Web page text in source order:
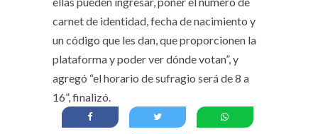
carnet de identidad, fecha de nacimiento y
un código que les dan, que proporcionen la
plataforma y poder ver dónde votan”, y
agregó “el horario de sufragio será de 8 a
16”, finalizó.